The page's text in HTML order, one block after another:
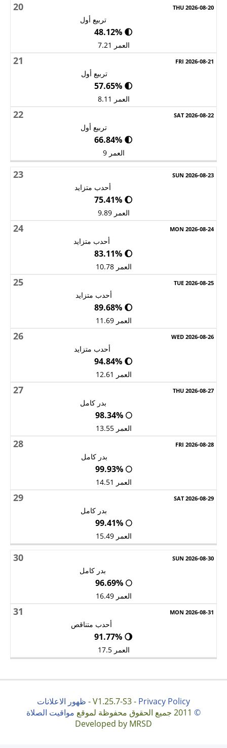
20
تربيع أول
🌓 48.12%
العمر 7.21
21
تربيع أول
🌓 57.65%
العمر 8.11
22
تربيع أول
🌓 66.84%
العمر 9
23
أحدب متزايد
🌔 75.41%
العمر 9.89
24
أحدب متزايد
🌔 83.11%
العمر 10.78
25
أحدب متزايد
🌔 89.68%
العمر 11.69
26
أحدب متزايد
🌔 94.84%
العمر 12.61
27
بدر كامل
🌕 98.34%
العمر 13.55
28
بدر كامل
🌕 99.93%
العمر 14.51
29
بدر كامل
🌕 99.41%
العمر 15.49
30
بدر كامل
🌕 96.69%
العمر 16.49
31
أحدب متناقص
🌖 91.77%
العمر 17.5
V1.25.7-S3 - Privacy Policy
- ظهور الاعلانات
©
مواقيت الصلاة
Developed by MRSD